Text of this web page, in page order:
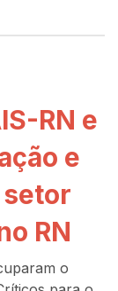
RN e
e
RN
o